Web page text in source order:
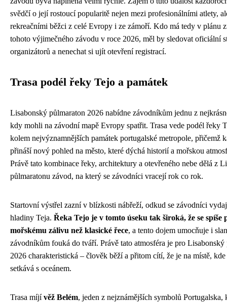
svědčí o její rostoucí popularitě nejen mezi profesionálními atlety,
rekreačními běžci z celé Evropy i ze zámoří. Kdo má tedy v plánu
tohoto výjimečného závodu v roce 2026, měl by sledovat oficiální
organizátorů a nenechat si ujít otevření registrací.
Trasa podél řeky Tejo a památek
Lisabonský půlmaraton 2026 nabídne závodníkům jednu z
kdy mohli na závodní mapě Evropy spatřit. Trasa vede podél řeky
kolem nejvýznamnějších památek portugalské metropole, přičemž
přináší nový pohled na město, které dýchá historií a mořskou
Právě tato kombinace řeky, architektury a otevřeného nebe dělá z
půlmaratonu závod, na který se závodníci vracejí rok co rok.
Startovní výstřel zazní v blízkosti nábřeží, odkud se závodníci
hladiny Teja. Řeka Tejo je v tomto úseku tak široká, že se spíše
mořskému zálivu než klasické řece, a tento dojem umocňuje i
závodníkům fouká do tváří. Právě tato atmosféra je pro Lisabonský
2026 charakteristická – člověk běží a přitom cítí, že je na místě,
setkává s oceánem.
Trasa míjívěž Belém, jeden z nejznámějších symbolů Portugalska,